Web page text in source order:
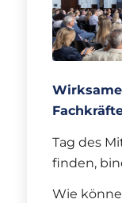
Tag des
finden,
Wie